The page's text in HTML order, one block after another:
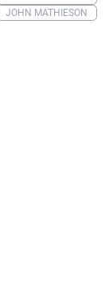
JOHN MATHIESON